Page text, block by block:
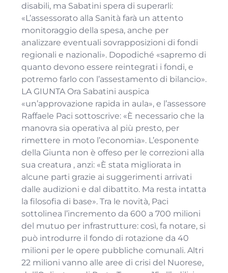
disabili, ma Sabatini spera di superarli:
«L’assessorato alla Sanità farà un attento
monitoraggio della spesa, anche per
analizzare eventuali sovrapposizioni di fondi
regionali e nazionali». Dopodiché «sapremo di
quanto devono essere reintegrati i fondi, e
potremo farlo con l’assestamento di bilancio».
LA GIUNTA Ora Sabatini auspica
«un’approvazione rapida in aula», e l’assessore
Raffaele Paci sottoscrive: «È necessario che la
manovra sia operativa al più presto, per
rimettere in moto l’economia». L’esponente
della Giunta non è offeso per le correzioni alla
sua creatura , anzi: «È stata migliorata in
alcune parti grazie ai suggerimenti arrivati
dalle audizioni e dal dibattito. Ma resta intatta
la filosofia di base». Tra le novità, Paci
sottolinea l’incremento da 600 a 700 milioni
del mutuo per infrastrutture: così, fa notare, si
può introdurre il fondo di rotazione da 40
milioni per le opere pubbliche comunali. Altri
22 milioni vanno alle aree di crisi del Nuorese,